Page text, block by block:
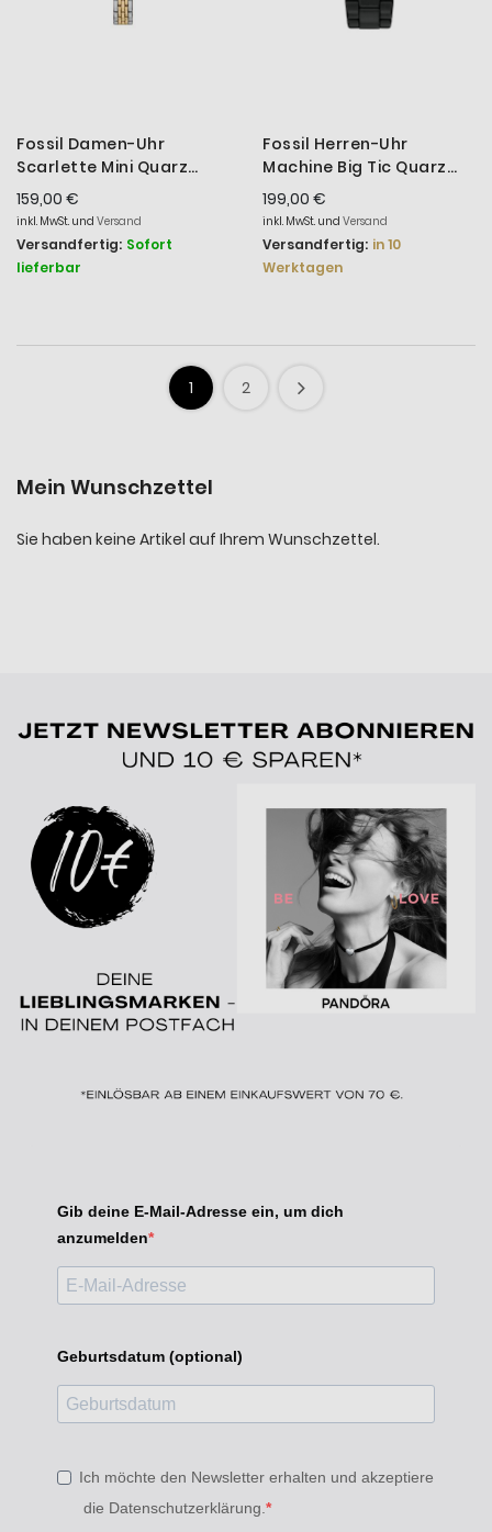
Fossil Damen-Uhr
Scarlette Mini Quarz
Edelstahl-Band Gold-
Ton ES5473
159,00 €
inkl. MwSt. und Versand
Versandfertig: Sofort
lieferbar
Fossil Herren-Uhr
Machine Big Tic Quarz
Edelstahl-Band Schwarz
FS6156
199,00 €
inkl. MwSt. und Versand
Versandfertig: in 10
Werktagen
1 2
Mein Wunschzettel
Sie haben keine Artikel auf Ihrem Wunschzettel.
Gib deine E-Mail-Adresse ein, um dich
anzumelden
Geburtsdatum (optional)
Ich möchte den Newsletter erhalten und akzeptiere
die Datenschutzerklärung.